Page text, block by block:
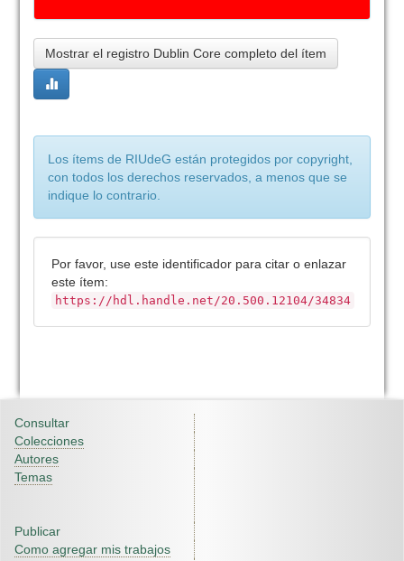
Mostrar el registro Dublin Core completo del ítem
Los ítems de RIUdeG están protegidos por copyright,
con todos los derechos reservados, a menos que se
indique lo contrario.
Por favor, use este identificador para citar o enlazar
este ítem:
https://hdl.handle.net/20.500.12104/34834
Consultar
Colecciones
Autores
Temas
Publicar
Como agregar mis trabajos